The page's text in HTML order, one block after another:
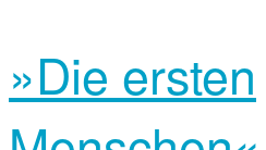
»Die ersten